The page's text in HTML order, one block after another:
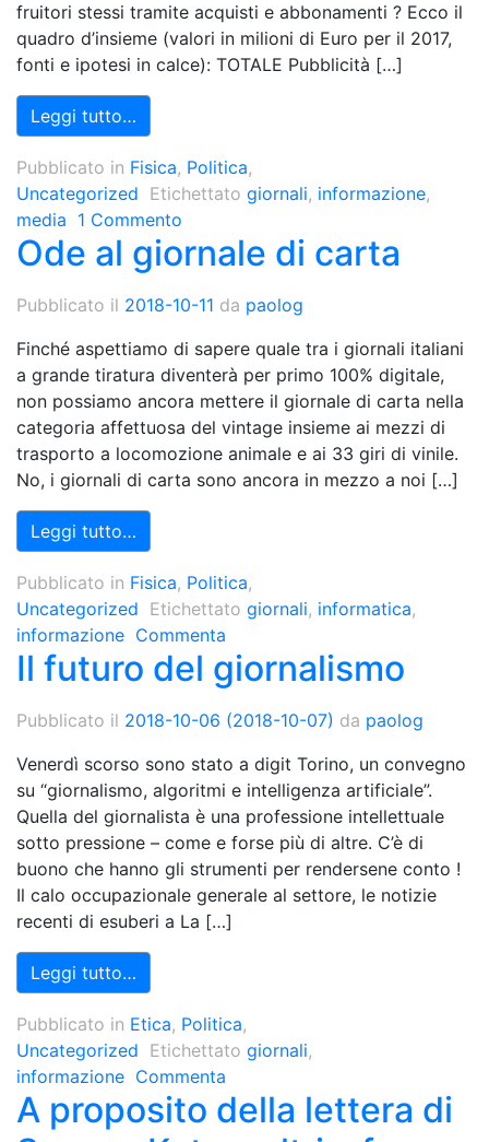
fruitori stessi tramite acquisti e abbonamenti ? Ecco il
quadro d’insieme (valori in milioni di Euro per il 2017,
fonti e ipotesi in calce): TOTALE Pubblicità […]
Leggi tutto…
Pubblicato in Fisica, Politica,
Uncategorized Etichettato giornali, informazione,
media 1 Commento
Ode al giornale di carta
Pubblicato il 2018-10-11 da paolog
Finché aspettiamo di sapere quale tra i giornali italiani
a grande tiratura diventerà per primo 100% digitale,
non possiamo ancora mettere il giornale di carta nella
categoria affettuosa del vintage insieme ai mezzi di
trasporto a locomozione animale e ai 33 giri di vinile.
No, i giornali di carta sono ancora in mezzo a noi […]
Leggi tutto…
Pubblicato in Fisica, Politica,
Uncategorized Etichettato giornali, informatica,
informazione Commenta
Il futuro del giornalismo
Pubblicato il 2018-10-06 (2018-10-07) da paolog
Venerdì scorso sono stato a digit Torino, un convegno
su “giornalismo, algoritmi e intelligenza artificiale”.
Quella del giornalista è una professione intellettuale
sotto pressione – come e forse più di altre. C’è di
buono che hanno gli strumenti per rendersene conto !
Il calo occupazionale generale al settore, le notizie
recenti di esuberi a La […]
Leggi tutto…
Pubblicato in Etica, Politica,
Uncategorized Etichettato giornali,
informazione Commenta
A proposito della lettera di